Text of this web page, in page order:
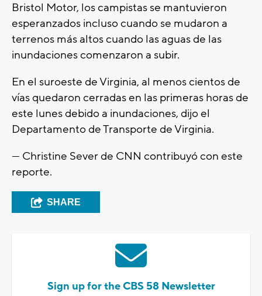
Bristol Motor, los campistas se mantuvieron
esperanzados incluso cuando se mudaron a
terrenos más altos cuando las aguas de las
inundaciones comenzaron a subir.
En el suroeste de Virginia, al menos cientos de
vías quedaron cerradas en las primeras horas de
este lunes debido a inundaciones, dijo el
Departamento de Transporte de Virginia.
— Christine Sever de CNN contribuyó con este
reporte.
SHARE
Sign up for the CBS 58 Newsletter